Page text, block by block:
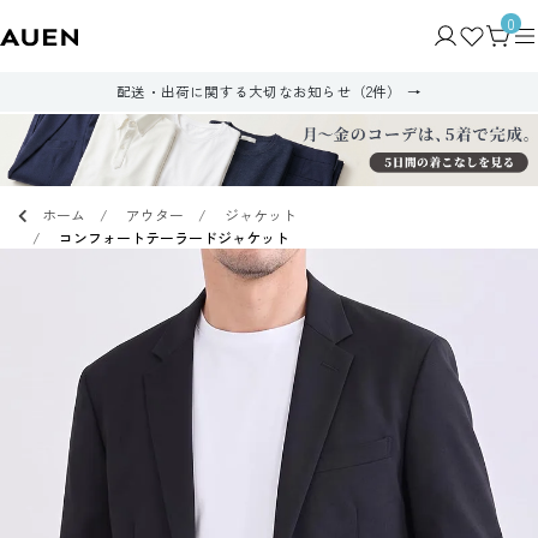
0
配送・出荷に関する大切なお知らせ（2件）
ホーム アウター
ジャケット
コンフォートテーラードジャケット